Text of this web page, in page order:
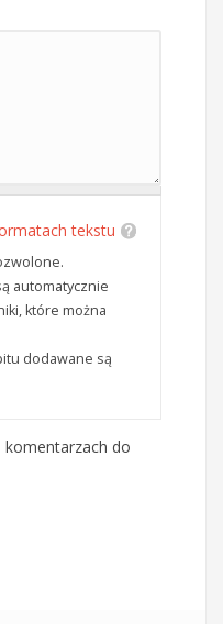
tekstu
automatycznie
które można
dodawane są
do